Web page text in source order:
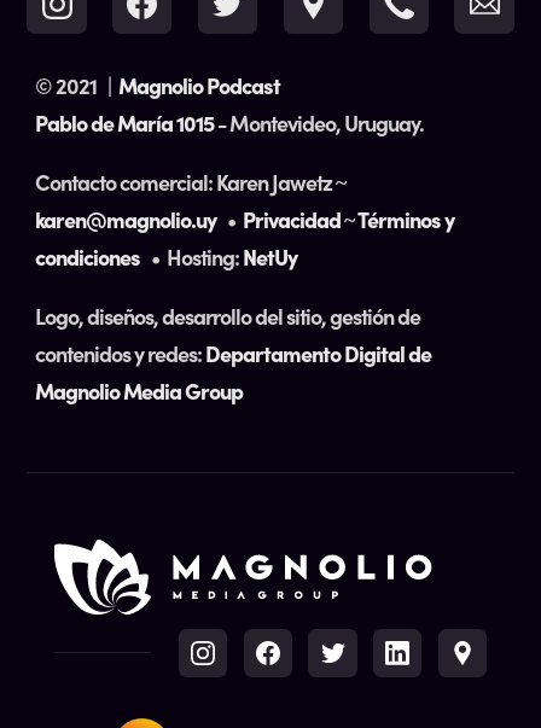
© 2021 |Magnolio Podcast
Pablo de María 1015- Montevideo, Uruguay.
Contacto comercial: Karen Jawetz ~
karen@magnolio.uy• Privacidad~Términos y
condiciones • Hosting:NetUy
Logo, diseños, desarrollo del sitio, gestión de
contenidos y redes:Departamento Digital de
Magnolio Media Group